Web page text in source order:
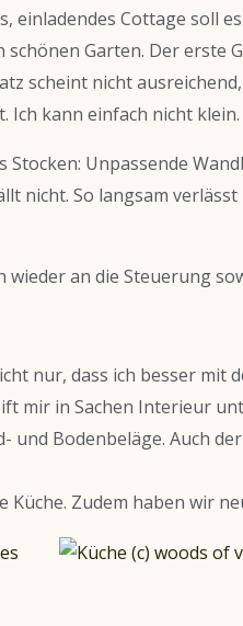
einladendes Cottage soll
Garten. Der erste
scheint nicht
Ich kann einfach nicht klein.
Stocken: Unpassende
nicht. So langsam
wieder an die Steuerung
nur, dass ich besser mit
mir in Sachen Interieur
und Bodenbeläge. Auch
Küche. Zudem haben wir